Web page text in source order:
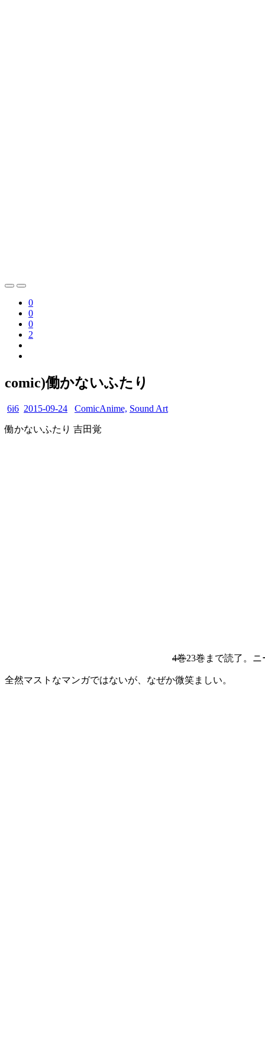
0
0
0
2
comic)働かないふたり
6i6 2015-09-24 ComicAnime, Sound Art
働かないふたり 吉田覚
4巻23巻まで読了。ニ
全然マストなマンガではないが、なぜか微笑ましい。